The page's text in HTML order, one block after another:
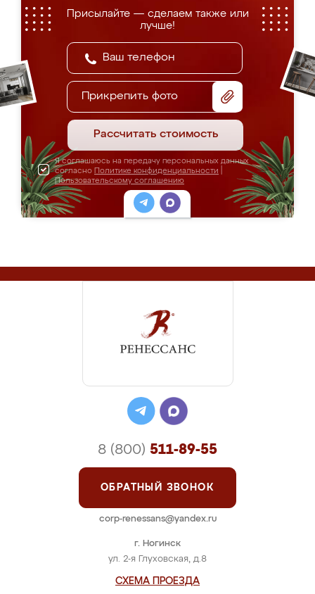
Присылайте — сделаем также или
лучше!
Прикрепить фото
Рассчитать стоимость
Я соглашаюсь на передачу персональных данных
согласно Политике конфиденциальности
Пользовательскому соглашению
г. Ногинск
ул. 2-я Глуховская, д.8
СХЕМА ПРОЕЗДА
8 (800) 511-89-55
ОБРАТНЫЙ ЗВОНОК
corp-renessans@yandex.ru